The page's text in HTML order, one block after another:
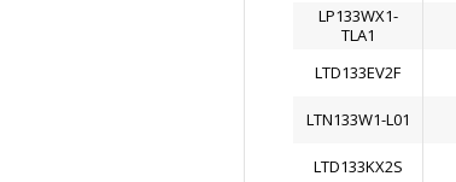
LP133WX1-
TLA1
LTD133EV2F
LTN133W1-L01
LTD133KX2S